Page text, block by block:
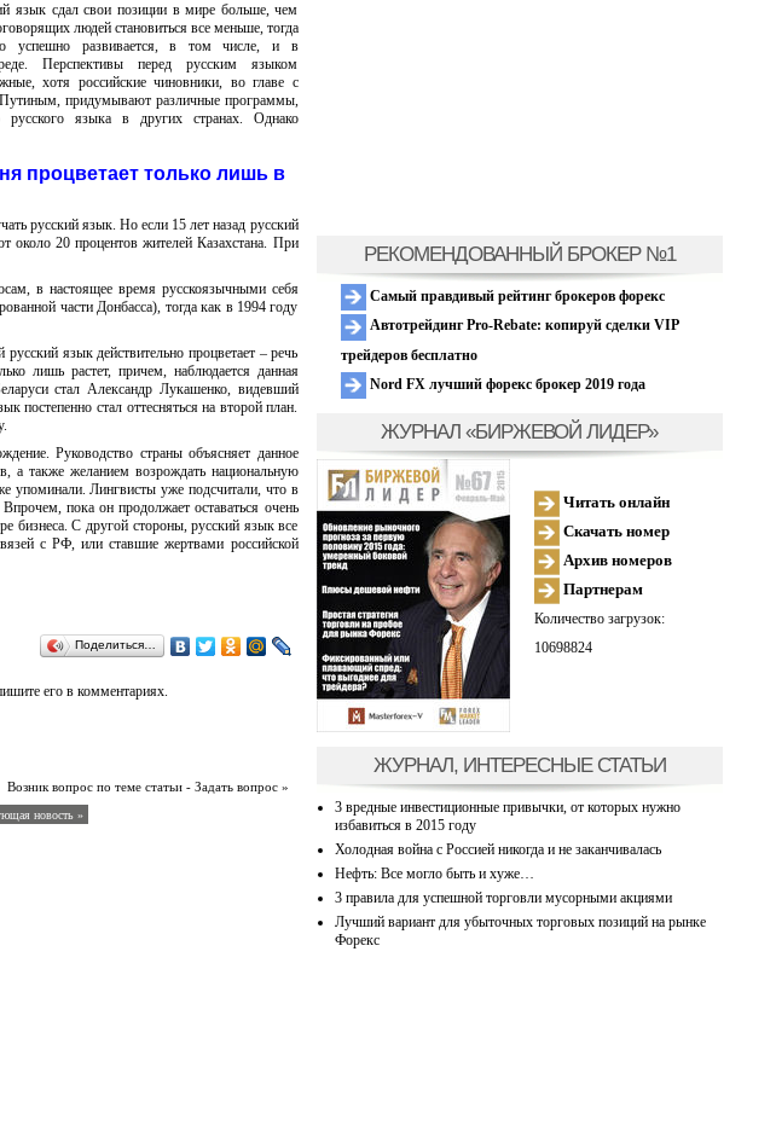
язык сдал свои позиции в мире больше, чем
людей становиться все меньше, тогда
успешно развивается, в том числе, и в
Перспективы перед русским языком
хотя российские чиновники, во главе с
придумывают различные программы,
русского языка в других странах. Однако
процветает только лишь в
русский язык. Но если 15 лет назад русский
около 20 процентов жителей Казахстана. При
в настоящее время русскоязычными себя
части Донбасса), тогда как в 1994 году
язык действительно процветает – речь
лишь растет, причем, наблюдается данная
стал Александр Лукашенко, видевший
постепенно стал оттесняться на второй план.
Руководство страны объясняет данное
а также желанием возрождать национальную
упоминали. Лингвисты уже подсчитали, что в
пока он продолжает оставаться очень
бизнеса. С другой стороны, русский язык все
с РФ, или ставшие жертвами российской
Поделиться…
его в комментариях.
Возник вопрос по теме статьи - Задать вопрос »
новость »
РЕКОМЕНДОВАННЫЙ БРОКЕР №1
Самый правдивый рейтинг брокеров форекс
Автотрейдинг Pro-Rebate: копируй сделки VIP
трейдеров бесплатно
Nord FX лучший форекс брокер 2019 года
ЖУРНАЛ «БИРЖЕВОЙ ЛИДЕР»
Читать онлайн
Скачать номер
Архив номеров
Партнерам
Количество загрузок:
10698824
ЖУРНАЛ, ИНТЕРЕСНЫЕ СТАТЬИ
3 вредные инвестиционные привычки, от которых нужно
избавиться в 2015 году
Холодная война с Россией никогда и не заканчивалась
Нефть: Все могло быть и хуже…
3 правила для успешной торговли мусорными акциями
Лучший вариант для убыточных торговых позиций на рынке
Форекс